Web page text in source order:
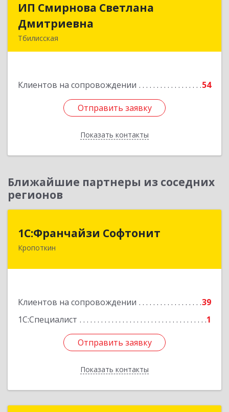
ИП Смирнова Светлана
Дмитриевна
Тбилисская
Клиентов на сопровождении 54
Отправить заявку
Показать контакты
ИП Смирнова Светлана
Подробнее
Отправить заявку
Назад
Ближайшие партнеры из соседних
регионов
1С:Франчайзи Софтонит
Кропоткин
Клиентов на сопровождении
39
1С:Специалист
1
Отправить заявку
Показать контакты
1С:Франчайзи Софтонит
352380, Краснодарский край, Кавказский р-н,
Отправить заявку
Назад